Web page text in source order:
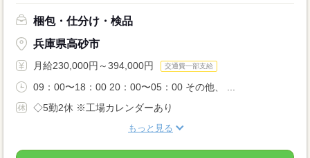
梱包・仕分け・検品
兵庫県高砂市
月給230,000円～394,000円 交通費一部支給
09：00〜18：00 20：00〜05：00 その他、 ...
◇5勤2休 ※工場カレンダーあり
もっと見る